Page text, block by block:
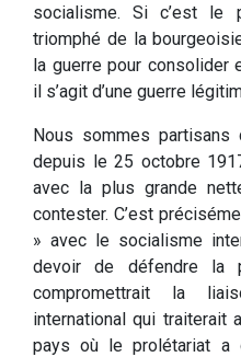
socialisme. Si c’est le
triomphé de la
la guerre pour consolider
il s’agit d’une guerre
Nous sommes
depuis le 25 octobre
avec la plus grande
contester. C’est
» avec le socialisme
devoir de défendre la
compromettrait la
international qui traiterait
pays où le prolétariat a